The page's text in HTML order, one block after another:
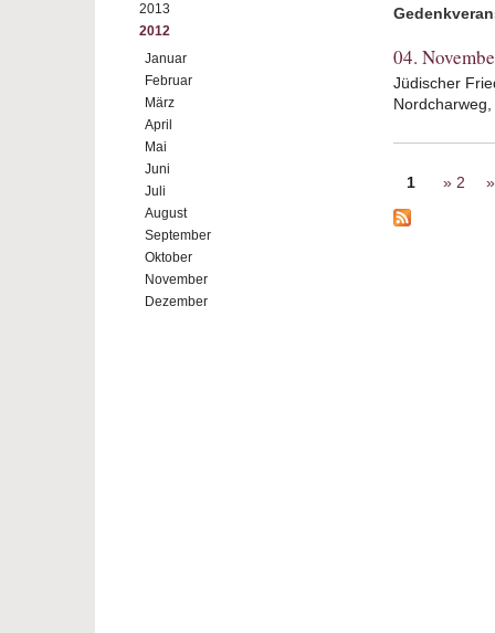
2013
2012
Januar
Februar
März
April
Mai
Juni
Juli
August
September
Oktober
November
Dezember
04.
Jüdischer
Seiten
1 2